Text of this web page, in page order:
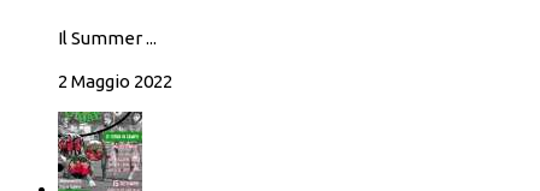
Il Summer ...
2 Maggio 2022